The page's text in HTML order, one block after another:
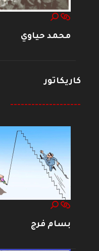
محمد حياوي
كاريكاتور
--------------------
بسام فرج